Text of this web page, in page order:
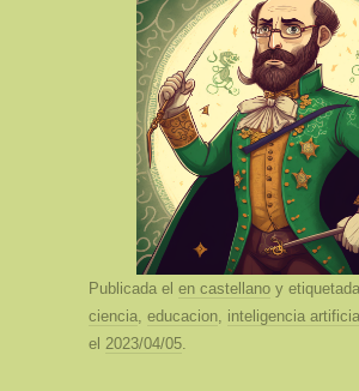
Publicada el en castellano y
ciencia, educacion, inteligencia artificial
el 2023/04/05.